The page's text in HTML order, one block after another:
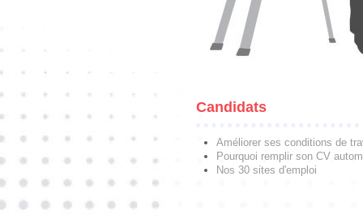
Candidats
Améliorer ses conditions de
Pourquoi remplir son CV
Nos 30 sites d'emploi